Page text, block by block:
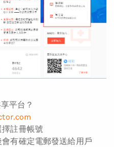
平台？
註冊帳號
有確定電郵發送給用戶